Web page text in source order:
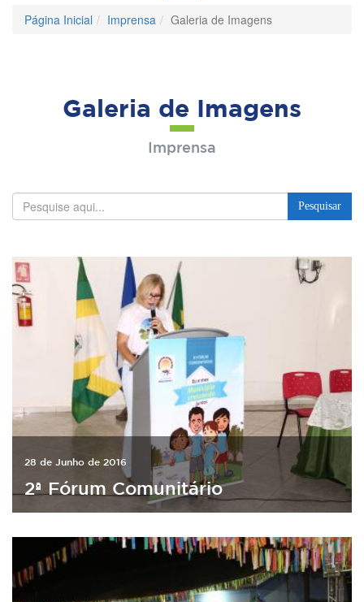
Navegação
Página Inicial Imprensa Galeria de Imagens
Galeria de Imagens
Imprensa
Pesquisar
28 de Junho de 2016
2ª Fórum Comunitário